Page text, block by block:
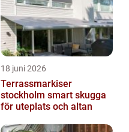
18 juni 2026
Terrassmarkiser
stockholm smart skugga
för uteplats och altan